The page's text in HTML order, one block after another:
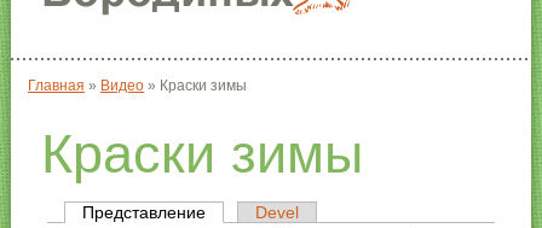
Вы здесь
Главная » Видео » Краски зимы
Краски зимы
Представление(активная вкладка)
Devel